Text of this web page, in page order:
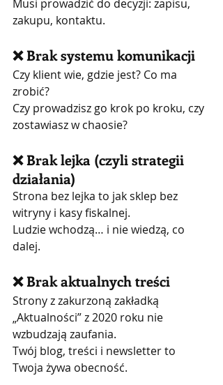
Musi prowadzić do decyzji: zapisu,
zakupu, kontaktu.
❌ Brak systemu komunikacji
Czy klient wie, gdzie jest? Co ma
zrobić?
Czy prowadzisz go krok po kroku, czy
zostawiasz w chaosie?
❌ Brak lejka (czyli strategii
działania)
Strona bez lejka to jak sklep bez
witryny i kasy fiskalnej.
Ludzie wchodzą… i nie wiedzą, co
dalej.
❌ Brak aktualnych treści
Strony z zakurzoną zakładką
„Aktualności” z 2020 roku nie
wzbudzają zaufania.
Twój blog, treści i newsletter to
Twoja żywa obecność.